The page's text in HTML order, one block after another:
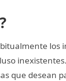
los
que desean